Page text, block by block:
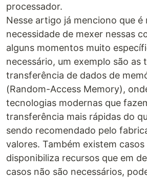
processador.
Nesse artigo já menciono que é
necessidade de mexer nessas
alguns momentos muito
necessário, um exemplo são as
transferência de dados de
(Random-Access Memory),
tecnologias modernas que
transferência mais rápidas do
sendo recomendado pelo
valores. Também existem casos
disponibiliza recursos que em
casos não são necessários,